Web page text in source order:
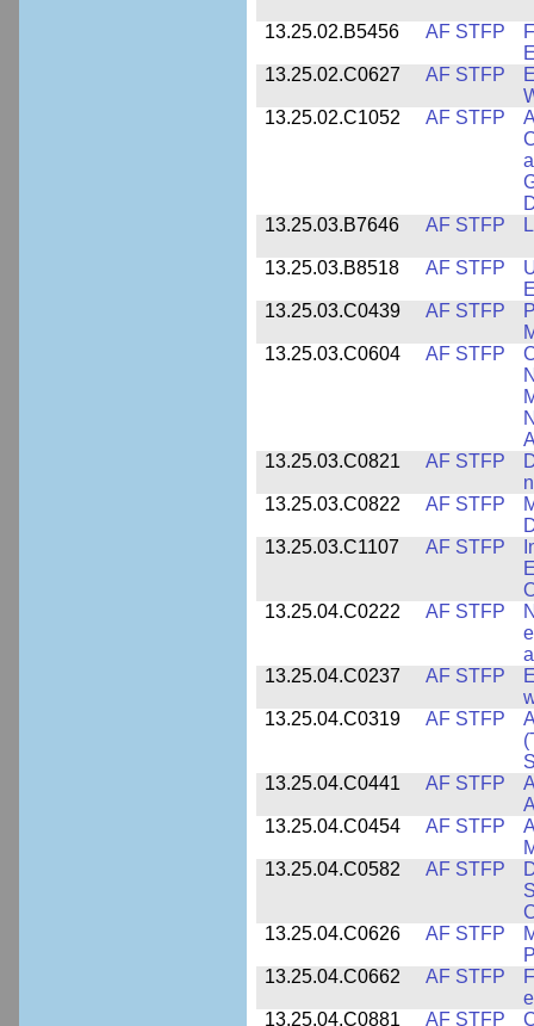
13.25.02.B5456 AF STFP
13.25.02.C0627
AF STFP
13.25.02.C1052
AF STFP
13.25.03.B7646
AF STFP
13.25.03.B8518 AF STFP
13.25.03.C0439
AF STFP
13.25.03.C0604
AF STFP
13.25.03.C0821
AF STFP
13.25.03.C0822
AF STFP
13.25.03.C1107
AF STFP
13.25.04.C0222
AF STFP
13.25.04.C0237
AF STFP
13.25.04.C0319
AF STFP
13.25.04.C0441
AF STFP
13.25.04.C0454
AF STFP
13.25.04.C0582
AF STFP
13.25.04.C0626
AF STFP
13.25.04.C0662
AF STFP
13.25.04.C0881
AF STFP